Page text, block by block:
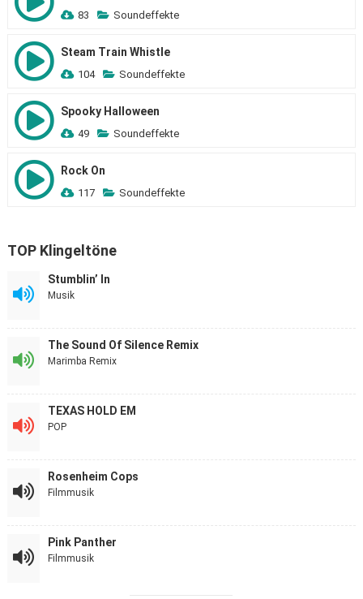
83 Soundeffekte
Steam Train Whistle
104 Soundeffekte
Spooky Halloween
49 Soundeffekte
Rock On
117 Soundeffekte
TOP Klingeltöne
Stumblin’ In
Musik
The Sound Of Silence Remix
Marimba Remix
TEXAS HOLD EM
POP
Rosenheim Cops
Filmmusik
Pink Panther
Filmmusik